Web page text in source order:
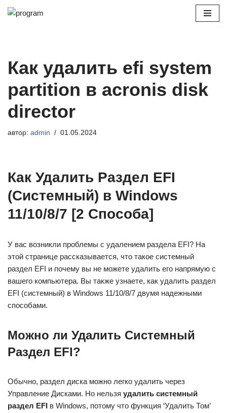
Как удалить efi system
partition в acronis disk
director
автор: admin 01.05.2024
Как Удалить Раздел EFI
(Системный) в Windows
11/10/8/7 [2 Способа]
У вас возникли проблемы с удалением раздела EFI? На
этой странице рассказывается, что такое системный
раздел EFI и почему вы не можете удалить его напрямую с
вашего компьютера. Вы также узнаете, как удалить раздел
EFI (системный) в Windows 11/10/8/7 двумя надежными
способами.
Можно ли Удалить Системный
Раздел EFI?
Обычно, раздел диска можно легко удалить через
Управление Дисками. Но нельзя удалить системный
раздел EFI в Windows, потому что функция ‘Удалить Том’